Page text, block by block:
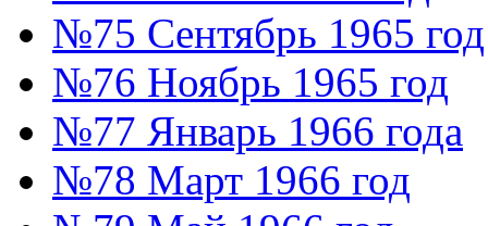
№75 Сентябрь 1965 год
№76 Ноябрь 1965 год
№77 Январь 1966 года
№78 Март 1966 год